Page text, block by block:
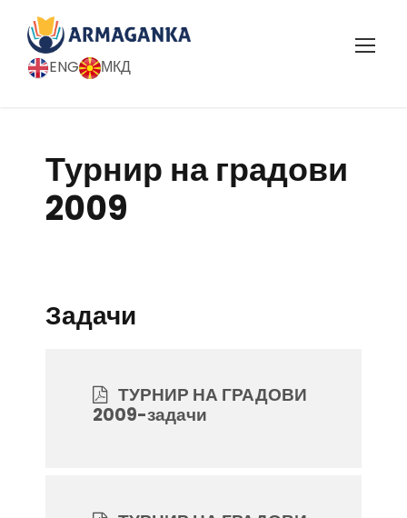
ENG МКД
Турнир на градови
2009
Задачи
ТУРНИР НА ГРАДОВИ
2009-задачи